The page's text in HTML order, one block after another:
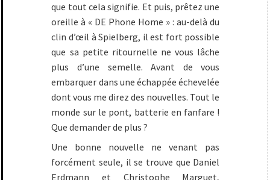
que tout cela signifie. Et puis, prêtez une
oreille à « DE Phone Home » : au-delà du
clin d’œil à Spielberg, il est fort possible
que sa petite ritournelle ne vous lâche
plus d’une semelle. Avant de vous
embarquer dans une échappée échevelée
dont vous me direz des nouvelles. Tout le
monde sur le pont, batterie en fanfare !
Que demander de plus ?
Une bonne nouvelle ne venant pas
forcément seule, il se trouve que Daniel
Erdmann et Christophe Marguet,